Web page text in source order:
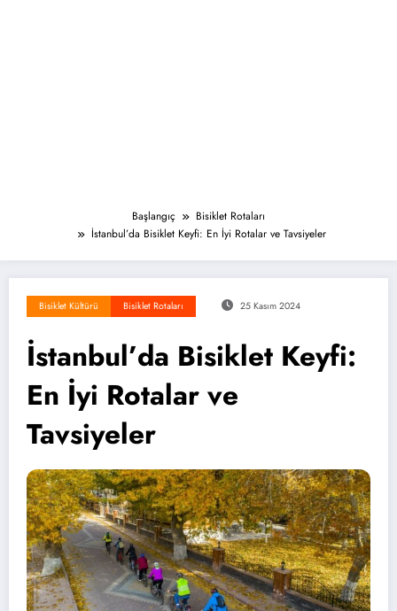
Başlangıç
Bisiklet Rotaları
İstanbul’da Bisiklet Keyfi: En İyi Rotalar ve Tavsiyeler
Bisiklet Kültürü Bisiklet Rotaları 25 Kasım 2024
İstanbul’da Bisiklet Keyfi:
En İyi Rotalar ve
Tavsiyeler